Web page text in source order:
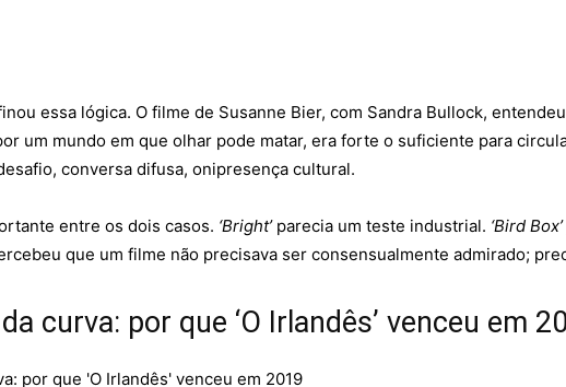
essa lógica. O filme de Susanne Bier, com Sandra Bullock,
um mundo em que olhar pode matar, era forte o suficiente para
conversa difusa, onipresença cultural.
entre os dois casos. ‘Bright’parecia um teste industrial. ‘Bird Box’
que um filme não precisava ser consensualmente admirado;
curva: por que ‘O Irlandês’ venceu em